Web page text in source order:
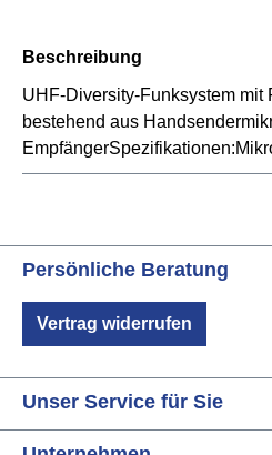
Beschreibung
UHF-Diversity-Funksystem mit
bestehend aus
Persönliche Beratung
Vertrag widerrufen
Unser Service für Sie